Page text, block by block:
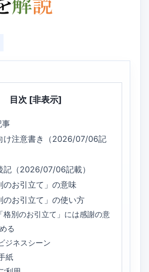
目次 [非表示]
事
け注意書き（2026/07/06記
記（2026/07/06記載）
のお引立て」の意味
のお引立て」の使い方
「格別のお引立て」には感謝の意
る
ジネスシーン
紙